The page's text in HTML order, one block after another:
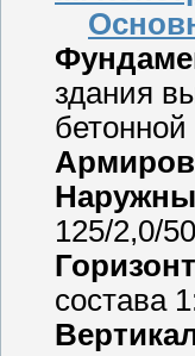
здания
125/2,0/
состава